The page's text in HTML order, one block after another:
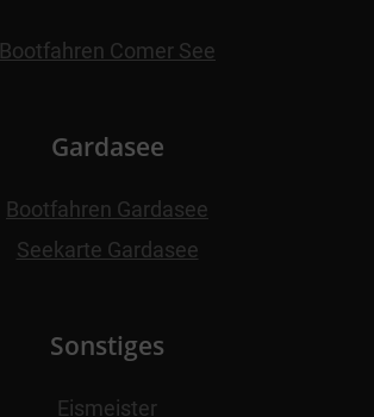
Bootfahren Comer See
Gardasee
Bootfahren Gardasee
Seekarte Gardasee
Sonstiges
Eismeister